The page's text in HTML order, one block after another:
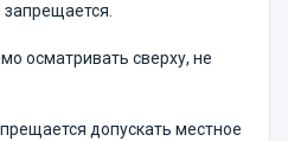
осматривать сверху, не
допускать местное